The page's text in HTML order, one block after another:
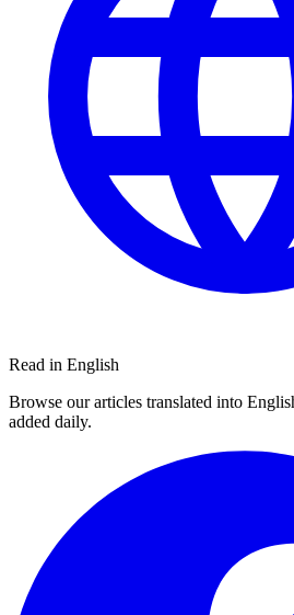
Read in English
Browse our articles translated into
added daily.